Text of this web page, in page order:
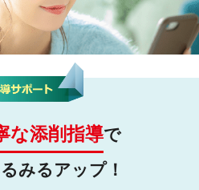
な添削指導で
みるアップ！